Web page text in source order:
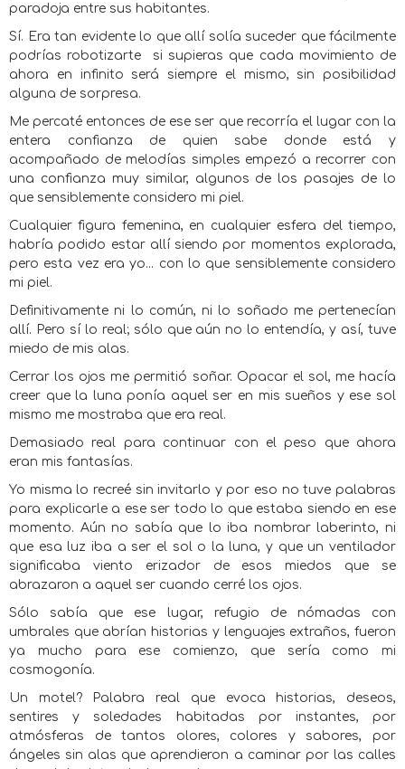
paradoja entre sus habitantes.
Sí. Era tan evidente lo que allí solía suceder que fácilmente
podrías robotizarte
si supieras que cada movimiento de
ahora en infinito será siempre el mismo, sin posibilidad
alguna de sorpresa.
Me percaté entonces de ese ser que recorría el lugar con la
entera confianza de quien sabe donde está y
acompañado de melodías simples empezó a recorrer con
una confianza muy similar, algunos de los pasajes de lo
que sensiblemente considero mi piel.
Cualquier figura femenina, en cualquier esfera del tiempo,
habría podido estar allí siendo por momentos explorada,
pero esta vez era yo... con lo que sensiblemente considero
mi piel.
Definitivamente ni lo común, ni lo soñado me pertenecían
allí. Pero sí lo real; sólo que aún no lo entendía, y así, tuve
miedo de mis alas.
Cerrar los ojos me permitió soñar. Opacar el sol, me hacía
creer que la luna ponía aquel ser en mis sueños y ese sol
mismo me mostraba que era real.
Demasiado real para continuar con el peso que ahora
eran mis fantasías.
Yo misma lo recreé sin invitarlo y por eso no tuve palabras
para explicarle a ese ser todo lo que estaba siendo en ese
momento. Aún no sabía que lo iba nombrar laberinto, ni
que esa luz iba a ser el sol o la luna, y que un ventilador
significaba viento erizador de esos miedos que se
abrazaron a aquel ser cuando cerré los ojos.
Sólo sabía que ese lugar, refugio de nómadas con
umbrales que abrían historias y lenguajes extraños, fueron
ya mucho para ese comienzo, que sería como mi
cosmogonía.
Un motel? Palabra real que evoca historias, deseos,
sentires y soledades habitadas por instantes, por
atmósferas de tantos olores, colores y sabores, por
ángeles sin alas que aprendieron a caminar por las calles